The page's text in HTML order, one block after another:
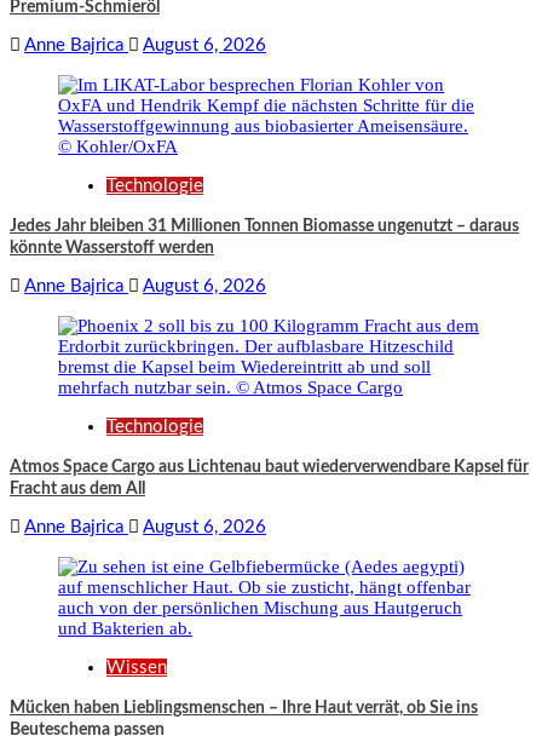
Premium-Schmieröl
Anne Bajrica August 6, 2026
Technologie
Jedes Jahr bleiben 31 Millionen Tonnen Biomasse ungenutzt – daraus
könnte Wasserstoff werden
Anne Bajrica August 6, 2026
Technologie
Atmos Space Cargo aus Lichtenau baut wiederverwendbare Kapsel für
Fracht aus dem All
Anne Bajrica August 6, 2026
Wissen
Mücken haben Lieblingsmenschen – Ihre Haut verrät, ob Sie ins
Beuteschema passen